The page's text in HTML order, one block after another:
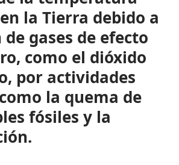
la Tierra debido a
gases de efecto
como el dióxido
por actividades
la quema de
fósiles y la